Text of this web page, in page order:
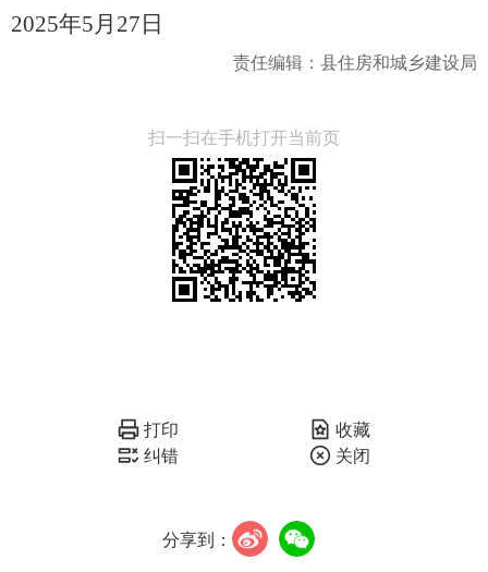
2025年5月27日
责任编辑：县住房和城乡建设局
扫一扫在手机打开当前页
打印
收藏
纠错
关闭
分享到：